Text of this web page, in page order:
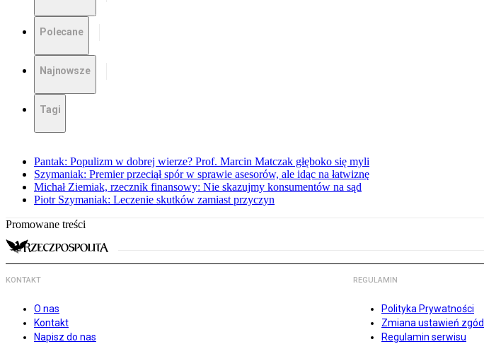
Polecane
Najnowsze
Tagi
Pantak: Populizm w dobrej wierze? Prof. Marcin Matczak głęboko się myli
Szymaniak: Premier przeciął spór w sprawie asesorów, ale idąc na łatwiznę
Michał Ziemiak, rzecznik finansowy: Nie skazujmy konsumentów na sąd
Piotr Szymaniak: Leczenie skutków zamiast przyczyn
Promowane treści
KONTAKT
O nas
Kontakt
Napisz do nas
REGULAMIN
Polityka Prywatności
Zmiana ustawień zgód
Regulamin serwisu